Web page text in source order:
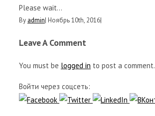
Please wait...
By admin| Ноябрь 10th, 2016|
Leave A Comment
You must be logged in to post a comment.
Войти через соцсеть: